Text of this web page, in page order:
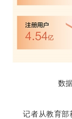
数
记者从教育部获